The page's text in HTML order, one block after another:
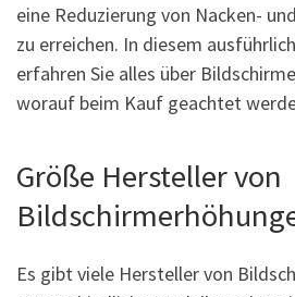
eine Reduzierung von Nacken-
zu erreichen. In diesem
erfahren Sie alles über
worauf beim Kauf geachtet
Größe Hersteller von
Es gibt viele Hersteller von